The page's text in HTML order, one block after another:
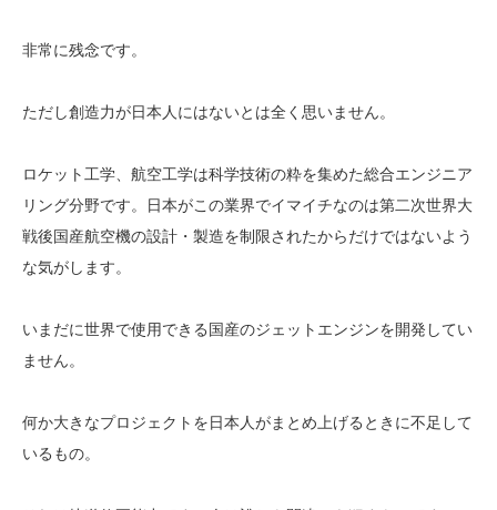
非常に残念です。
ただし創造力が日本人にはないとは全く思いません。
ロケット工学、航空工学は科学技術の粋を集めた総合エンジニア
リング分野です。日本がこの業界でイマイチなのは第二次世界大
戦後国産航空機の設計・製造を制限されたからだけではないよう
な気がします。
いまだに世界で使用できる国産のジェットエンジンを開発してい
ません。
何か大きなプロジェクトを日本人がまとめ上げるときに不足して
いるもの。